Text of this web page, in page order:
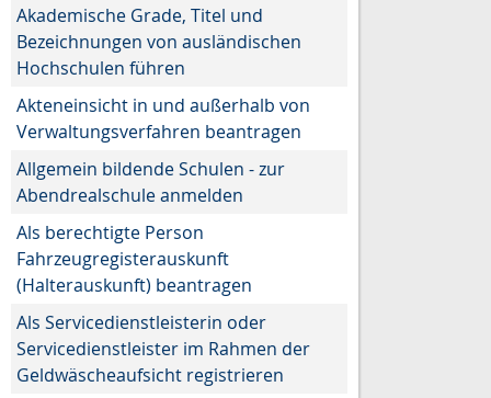
Akademische Grade, Titel und
Bezeichnungen von ausländischen
Hochschulen führen
Akteneinsicht in und außerhalb von
Verwaltungsverfahren beantragen
Allgemein bildende Schulen - zur
Abendrealschule anmelden
Als berechtigte Person
Fahrzeugregisterauskunft
(Halterauskunft) beantragen
Als Servicedienstleisterin oder
Servicedienstleister im Rahmen der
Geldwäscheaufsicht registrieren